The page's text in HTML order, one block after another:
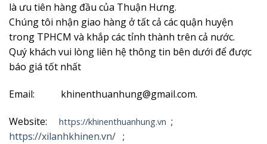
là ưu tiên hàng đầu của Thuận Hưng.
Chúng tôi nhận giao hàng ở tất cả các quận huyện
trong TPHCM và khắp các tỉnh thành trên cả nước.
Quý khách vui lòng liên hệ thông tin bên dưới để được
báo giá tốt nhất
Email: khinenthuanhung@gmail.com.
Website: https://khinenthuanhung.vn ;
https://xilanhkhinen.vn/ ;